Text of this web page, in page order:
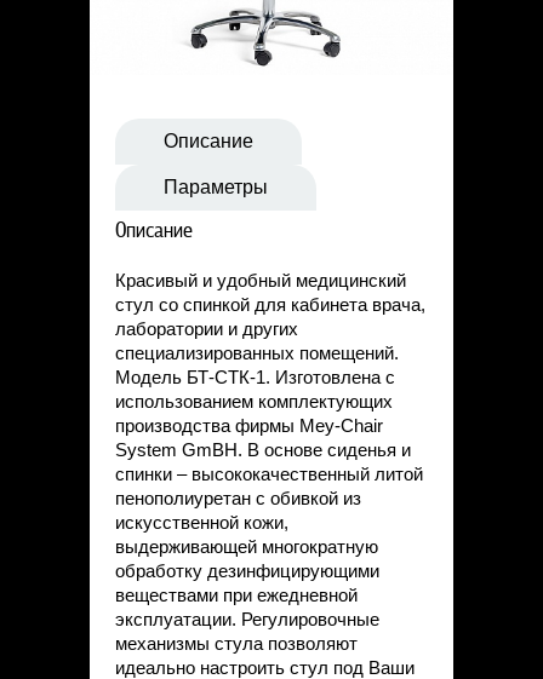
Контакты
Описание
Параметры
Описание
Красивый и удобный медицинский
стул со спинкой для кабинета врача,
лаборатории и других
специализированных помещений.
Модель БТ-СТК-1. Изготовлена с
использованием комплектующих
производства фирмы Mey-Chair
System GmBH. В основе сиденья и
спинки – высококачественный литой
пенополиуретан с обивкой из
искусственной кожи,
выдерживающей многократную
обработку дезинфицирующими
веществами при ежедневной
эксплуатации. Регулировочные
механизмы стула позволяют
идеально настроить стул под Ваши